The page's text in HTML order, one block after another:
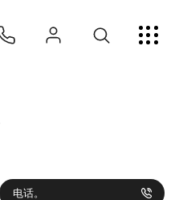
电话。